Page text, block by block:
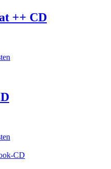
++ CD